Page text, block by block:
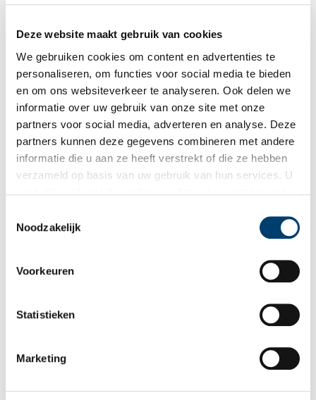
Deze website maakt gebruik van cookies
We gebruiken cookies om content en advertenties te
personaliseren, om functies voor social media te bieden
en om ons websiteverkeer te analyseren. Ook delen we
informatie over uw gebruik van onze site met onze
partners voor social media, adverteren en analyse. Deze
partners kunnen deze gegevens combineren met andere
informatie die u aan ze heeft verstrekt of die ze hebben
verzameld op basis van uw gebruik van hun services. U
Noodzakelijk
Voorkeuren
Statistieken
Marketing
Bekijk meer video's
Een jaar rond in de Eendenkooi ’t Zand